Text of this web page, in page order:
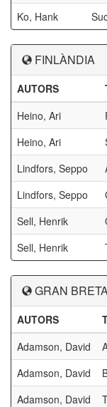
Ko, Hank
FINLÀNDIA
AUTORS
Heino, Ari
Heino, Ari
Lindfors, Seppo
Lindfors, Seppo
Sell, Henrik
Sell, Henrik
GRAN
AUTORS
Adamson, David
Adamson, David
Adamson, David